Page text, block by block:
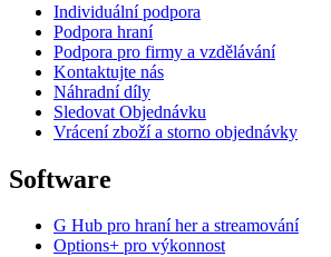
Individuální podpora
Podpora hraní
Podpora pro firmy a vzdělávání
Kontaktujte nás
Náhradní díly
Sledovat Objednávku
Vrácení zboží a storno objednávky
Software
G Hub pro hraní her a streamování
Options+ pro výkonnost